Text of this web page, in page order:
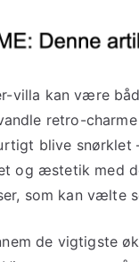
villa kan være
retro-
blive
og æstetik med
som kan vælte
de vigtigste